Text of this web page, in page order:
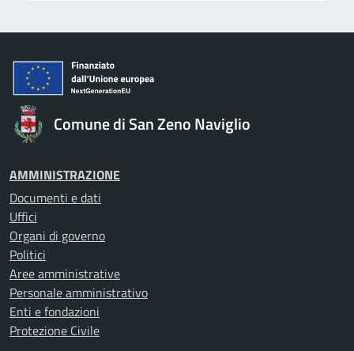
Comune di San Zeno Naviglio
AMMINISTRAZIONE
Documenti e dati
Uffici
Organi di governo
Politici
Aree amministrative
Personale amministrativo
Enti e fondazioni
Protezione Civile